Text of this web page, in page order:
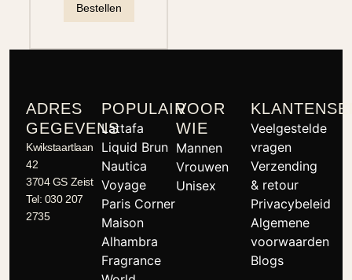
Bestellen
ADRES
GEGEVENS
Kwikstaartlaan
42
3704 GS Zeist
Tel: 030 207
2735
POPULAIR
Lattafa
Liquid Brun
Nautica
Voyage
Paris Corner
Maison
Alhambra
Fragrance
VOOR
WIE
Mannen
Vrouwen
Unisex
Veelgestelde
vragen
Verzending
& retour
Privacybeleid
Algemene
voorwaarden
Blogs